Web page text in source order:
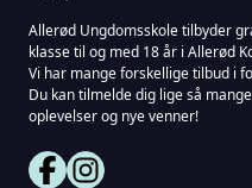
Allerød Ungdomsskole tilbyder
klasse til og med 18 år i Allerød
Vi har mange forskellige tilbud i
Du kan tilmelde dig lige så
oplevelser og nye venner!